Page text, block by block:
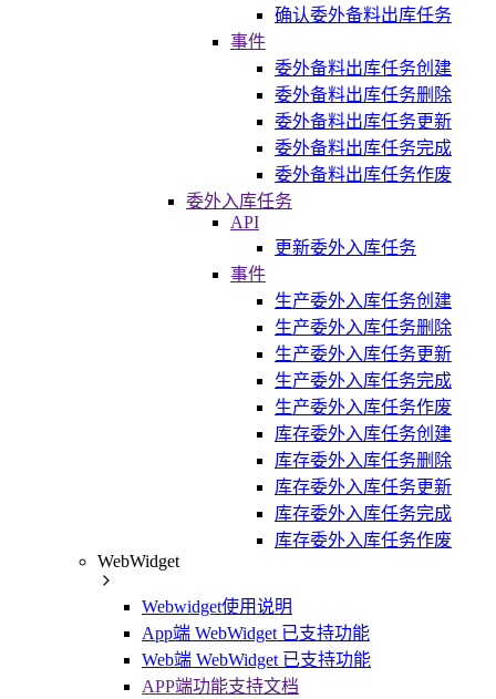
确认委外备料出库任务
事件
委外备料出库任务创建
委外备料出库任务删除
委外备料出库任务更新
委外备料出库任务完成
委外备料出库任务作废
委外入库任务
API
更新委外入库任务
事件
生产委外入库任务创建
生产委外入库任务删除
生产委外入库任务更新
生产委外入库任务完成
生产委外入库任务作废
库存委外入库任务创建
库存委外入库任务删除
库存委外入库任务更新
库存委外入库任务完成
库存委外入库任务作废
WebWidget
Webwidget使用说明
App端 WebWidget 已支持功能
Web端 WebWidget 已支持功能
APP端功能支持文档